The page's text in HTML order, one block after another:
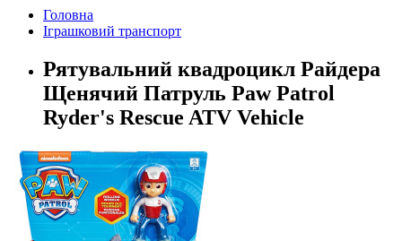
Головна
Іграшковий транспорт
Рятувальний квадроцикл Райдера
Щенячий Патруль Paw Patrol
Ryder's Rescue ATV Vehicle